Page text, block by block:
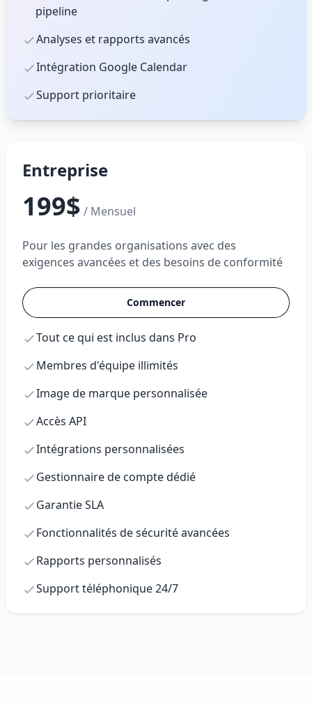
pipeline
Analyses et rapports avancés
Intégration Google Calendar
Support prioritaire
Entreprise
199$ / Mensuel
Pour les grandes organisations avec des
exigences avancées et des besoins de conformité
Commencer
Tout ce qui est inclus dans Pro
Membres d'équipe illimités
Image de marque personnalisée
Accès API
Intégrations personnalisées
Gestionnaire de compte dédié
Garantie SLA
Fonctionnalités de sécurité avancées
Rapports personnalisés
Support téléphonique 24/7